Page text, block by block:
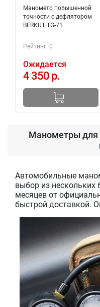
Манометр повышенной
точности с дефлятором
BERKUT TG-71
Рейтинг: 0
Ожидается
4 350 р.
Манометры для
Автомобильные
выбор из нескольких
месяцев от
быстрой доставкой.